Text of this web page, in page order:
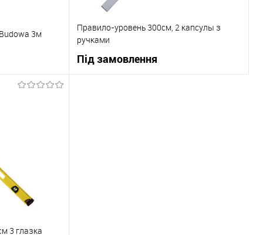
3м
Правило-уровень 300см, 2 капсулы з
ручками
Під замовлення
3 глазка